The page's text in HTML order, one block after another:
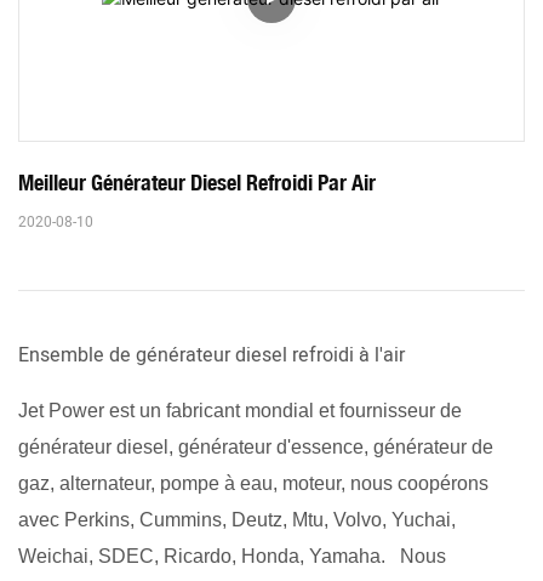
Meilleur Générateur Diesel Refroidi Par Air
2020-08-10
Ensemble de générateur diesel refroidi à l'air
Jet Power est un fabricant mondial et fournisseur de
générateur diesel, générateur d'essence, générateur de
gaz, alternateur, pompe à eau, moteur, nous coopérons
avec Perkins, Cummins, Deutz, Mtu, Volvo, Yuchai,
Weichai, SDEC, Ricardo, Honda, Yamaha.
Nous